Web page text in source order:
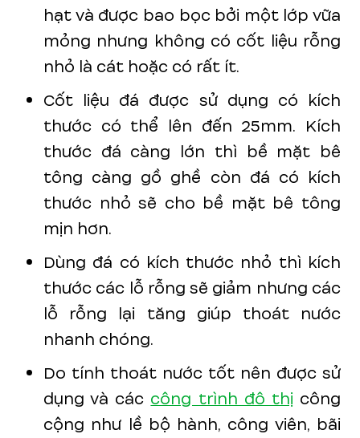
hạt và được bao bọc bởi một lớp vữa
mỏng nhưng không có cốt liệu rỗng
nhỏ là cát hoặc có rất ít.
Cốt liệu đá được sử dụng có kích
thước có thể lên đến 25mm. Kích
thước đá càng lớn thì bề mặt bê
tông càng gồ ghề còn đá có kích
thước nhỏ sẽ cho bề mặt bê tông
mịn hơn.
Dùng đá có kích thước nhỏ thì kích
thước các lỗ rỗng sẽ giảm nhưng các
lỗ rỗng lại tăng giúp thoát nước
nhanh chóng.
Do tính thoát nước tốt nên được sử
dụng và cáccông trình đô thị công
cộng như lề bộ hành, công viên, bãi